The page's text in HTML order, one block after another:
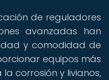
de reguladores
avanzadas han
y comodidad de
equipos más
corrosión y livianos,